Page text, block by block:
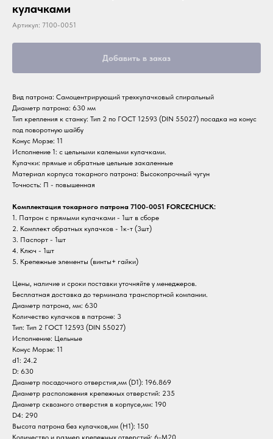
кулачками
Артикул: 7100-0051
Добавить в заказ
Вид патрона: Самоцентрирующий трехкулачковый спиральный
Диаметр патрона: 630 мм
Тип крепления к станку: Тип 2 по ГОСТ 12593 (DIN 55027) посадка на конус
под поворотную шайбу
Конус Морзе: 11
Исполнение 1: с цельными калеными кулачками.
Кулачки: прямые и обратные цельные закаленные
Материал корпуса токарного патрона: Высокопрочный чугун
Точность: П - повышенная
Комплектация токарного патрона 7100-0051 FORCECHUCK:
1. Патрон с прямыми кулачками - 1шт в сборе
2. Комплект обратных кулачков - 1к-т (3шт)
3. Паспорт - 1шт
4. Ключ - 1шт
5. Крепежные элементы (винты+ гайки)
Цены, наличие и сроки поставки уточняйте у менеджеров.
Бесплатная доставка до терминала транспортной компании.
Диаметр патрона, мм: 630
Количество кулачков в патроне: 3
Тип: Тип 2 ГОСТ 12593 (DIN 55027)
Исполнение: Цельные
Конус Морзе: 11
d1: 24.2
D: 630
Диаметр посадочного отверстия,мм (D1): 196.869
Диаметр расположения крепежных отверстий: 235
Диаметр сквозного отверстия в корпусе,мм: 190
D4: 290
Высота патрона без кулачков,мм (H1): 150
Количество и размер крепежных отверстий: 6-M20